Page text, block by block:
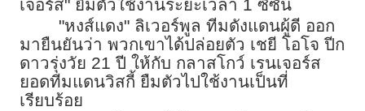
เจอร์ส" ยืมตัวใช้งานระยะเวลา 1 ซีซั่น
"หงส์แดง" ลิเวอร์พูล ทีมดังแดนผู้ดี ออก
มายืนยันว่า พวกเขาได้ปล่อยตัว เชยี โอโจ ปีก
ดาวรุ่งวัย 21 ปี ให้กับ กลาสโกว์ เรนเจอร์ส
ยอดทีมแดนวิสกี้ ยืมตัวไปใช้งานเป็นที่
เรียบร้อย